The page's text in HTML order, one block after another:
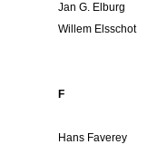
Jan G. Elburg
Willem Elsschot
F
Hans Faverey